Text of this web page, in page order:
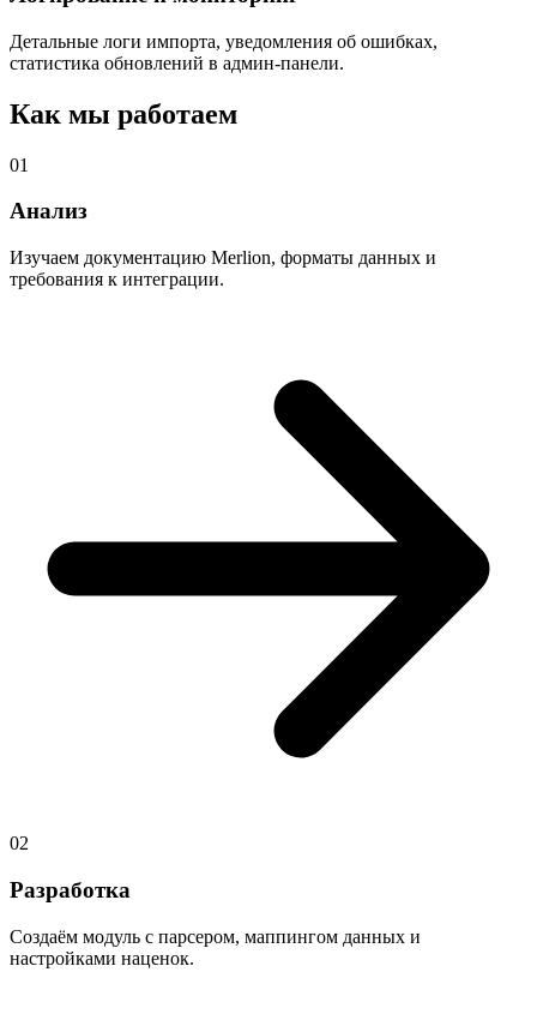
Детальные логи импорта, уведомления об ошибках,
статистика обновлений в админ-панели.
Как мы работаем
01
Анализ
Изучаем документацию Merlion, форматы данных и
требования к интеграции.
02
Разработка
Создаём модуль с парсером, маппингом данных и
настройками наценок.